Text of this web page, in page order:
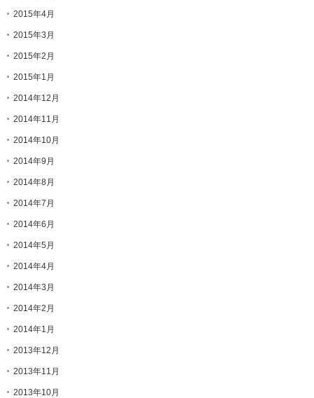
2015年4月
2015年3月
2015年2月
2015年1月
2014年12月
2014年11月
2014年10月
2014年9月
2014年8月
2014年7月
2014年6月
2014年5月
2014年4月
2014年3月
2014年2月
2014年1月
2013年12月
2013年11月
2013年10月